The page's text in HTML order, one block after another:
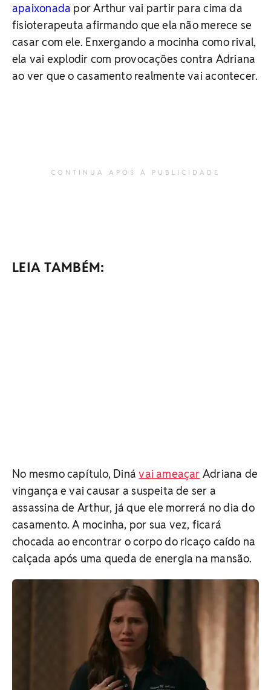
apaixonada por Arthur vai partir para cima da
fisioterapeuta afirmando que ela não merece se
casar com ele. Enxergando a mocinha como rival,
ela vai explodir com provocações contra Adriana
ao ver que o casamento realmente vai acontecer.
CONTINUA APÓS A PUBLICIDADE
LEIA TAMBÉM:
No mesmo capítulo, Dinávai ameaçar Adriana de
vingança e vai causar a suspeita de ser a
assassina de Arthur, já que ele morrerá no dia do
casamento. A mocinha, por sua vez, ficará
chocada ao encontrar o corpo do ricaço caído na
calçada após uma queda de energia na mansão.